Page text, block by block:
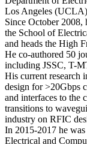
Los Angeles
Since October 2008,
the School of
and heads the High
He co-authored 50
including JSSC, T-
His current research
design for >20Gbps
and interfaces to the
transitions to
industry on RFIC
In 2015-2017 he
Electrical and